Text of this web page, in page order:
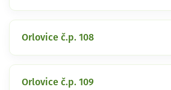
Orlovice č.p. 108
Orlovice č.p. 109